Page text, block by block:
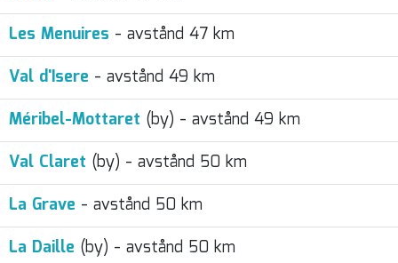
Les Menuires - avstånd 47 km
Val d'Isere - avstånd 49 km
Méribel-Mottaret (by) - avstånd 49 km
Val Claret (by) - avstånd 50 km
La Grave - avstånd 50 km
La Daille (by) - avstånd 50 km